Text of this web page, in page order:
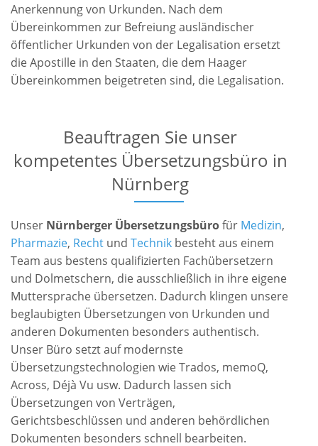
Anerkennung von Urkunden. Nach dem
Übereinkommen zur Befreiung ausländischer
öffentlicher Urkunden von der Legalisation ersetzt
die Apostille in den Staaten, die dem Haager
Übereinkommen beigetreten sind, die Legalisation.
Beauftragen Sie unser
kompetentes Übersetzungsbüro in
Nürnberg
Unser Nürnberger Übersetzungsbürofür Medizin,
Pharmazie, Recht und Technik besteht aus einem
Team aus bestens qualifizierten Fachübersetzern
und Dolmetschern, die ausschließlich in ihre eigene
Muttersprache übersetzen. Dadurch klingen unsere
beglaubigten Übersetzungen von Urkunden und
anderen Dokumenten besonders authentisch.
Unser Büro setzt auf modernste
Übersetzungstechnologien wie Trados, memoQ,
Across, Déjà Vu usw. Dadurch lassen sich
Übersetzungen von Verträgen,
Gerichtsbeschlüssen und anderen behördlichen
Dokumenten besonders schnell bearbeiten.